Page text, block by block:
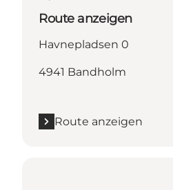
Route anzeigen
Havnepladsen 0
4941 Bandholm
Route anzeigen